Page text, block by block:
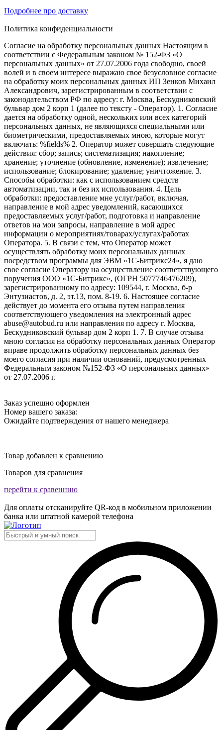
Подробнее про доставку
Политика конфиденциальности
Согласие на обработку персональных данных Настоящим в
соответствии с Федеральным законом № 152-ФЗ «О
персональных данных» от 27.07.2006 года свободно, своей
волей и в своем интересе выражаю свое безусловное согласие
на обработку моих персональных данных ИП Зенков Михаил
Александрович, зарегистрированным в соответствии с
законодательством РФ по адресу: г. Москва, Бескудниковский
бульвар дом 2 корп 1 (далее по тексту - Оператор). 1. Согласие
дается на обработку одной, нескольких или всех категорий
персональных данных, не являющихся специальными или
биометрическими, предоставляемых мною, которые могут
включать: %fields% 2. Оператор может совершать следующие
действия: сбор; запись; систематизация; накопление;
хранение; уточнение (обновление, изменение); извлечение;
использование; блокирование; удаление; уничтожение. 3.
Способы обработки: как с использованием средств
автоматизации, так и без их использования. 4. Цель
обработки: предоставление мне услуг/работ, включая,
направление в мой адрес уведомлений, касающихся
предоставляемых услуг/работ, подготовка и направление
ответов на мои запросы, направление в мой адрес
информации о мероприятиях/товарах/услугах/работах
Оператора. 5. В связи с тем, что Оператор может
осуществлять обработку моих персональных данных
посредством программы для ЭВМ «1С-Битрикс24», я даю
свое согласие Оператору на осуществление соответствующего
поручения ООО «1С-Битрикс», (ОГРН 5077746476209),
зарегистрированному по адресу: 109544, г. Москва, б-р
Энтузиастов, д. 2, эт.13, пом. 8-19. 6. Настоящее согласие
действует до момента его отзыва путем направления
соответствующего уведомления на электронный адрес
abuse@autobud.ru или направления по адресу г. Москва,
Бескудниковский бульвар дом 2 корп 1. 7. В случае отзыва
мною согласия на обработку персональных данных Оператор
вправе продолжить обработку персональных данных без
моего согласия при наличии оснований, предусмотренных
Федеральным законом №152-ФЗ «О персональных данных»
от 27.07.2006 г.
Заказ успешно оформлен
Номер вашего заказа:
Ожидайте подтверждения от нашего менеджера
Товар добавлен к сравнению
Товаров для сравнения
перейти к сравеннию
Для оплаты отсканируйте QR-код в мобильном приложении
банка или штатной камерой телефона